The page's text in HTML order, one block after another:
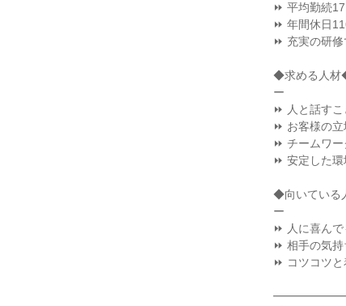
⏩ 平均勤続
⏩ 年間休日
⏩ 充実の研
◆求める人
ー
⏩ 人と話す
⏩ お客様の
⏩ チームワ
⏩ 安定した
◆向いてい
ー
⏩ 人に喜ん
⏩ 相手の気
⏩ コツコツ